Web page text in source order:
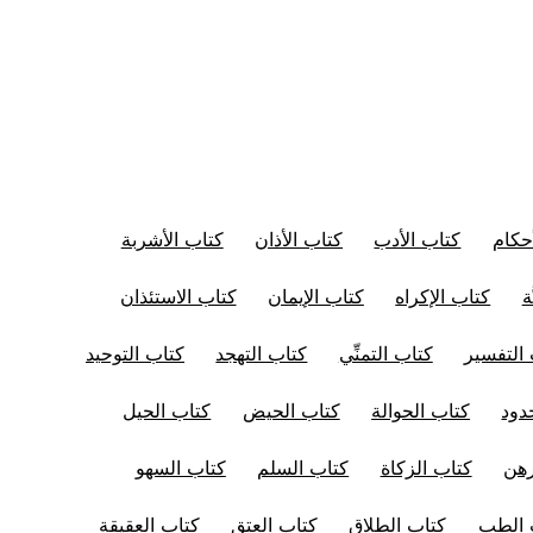
كتاب الأدب كتاب الأذان كتاب الأشربة
كتاب الإكراه كتاب الإيمان كتاب الاستئذان
كتاب التمنِّي كتاب التهجد كتاب التوحيد
كتاب الحوالة كتاب الحيض كتاب الحيل
كتاب الزكاة كتاب السلم كتاب السهو
الطب كتاب الطلاق كتاب العتق كتاب العقيقة